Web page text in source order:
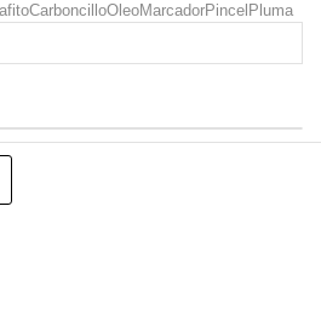
CarboncilloOleoMarcadorPincel Pluma